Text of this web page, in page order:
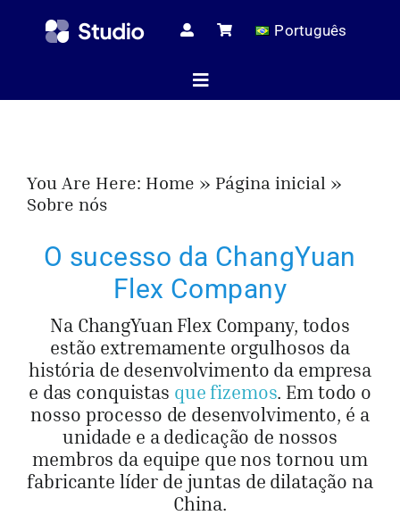
Português
Toggle
Obter
You Are Here: Home
Página inicial
Sobre nós
O sucesso da ChangYuan
Flex Company
Na ChangYuan Flex Company, todos
estão extremamente orgulhosos da
história de desenvolvimento da empresa
e das conquistas que fizemos. Em todo o
nosso processo de desenvolvimento, é a
unidade e a dedicação de nossos
membros da equipe que nos tornou um
fabricante líder de juntas de dilatação na
China.